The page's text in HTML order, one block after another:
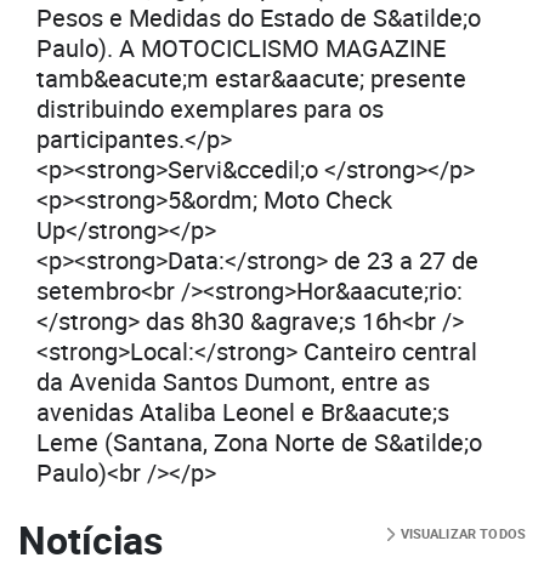
Pesos e Medidas do Estado de S&atilde;o
Paulo). A MOTOCICLISMO MAGAZINE
tamb&eacute;m estar&aacute; presente
distribuindo exemplares para os
participantes.</p>
<p><strong>Servi&ccedil;o </strong></p>
<p><strong>5&ordm; Moto Check
Up</strong></p>
<p><strong>Data:</strong> de 23 a 27 de
setembro<br /><strong>Hor&aacute;rio:
</strong> das 8h30 &agrave;s 16h<br />
<strong>Local:</strong> Canteiro central
da Avenida Santos Dumont, entre as
avenidas Ataliba Leonel e Br&aacute;s
Leme (Santana, Zona Norte de S&atilde;o
Paulo)<br /></p>
Notícias
VISUALIZAR TODOS